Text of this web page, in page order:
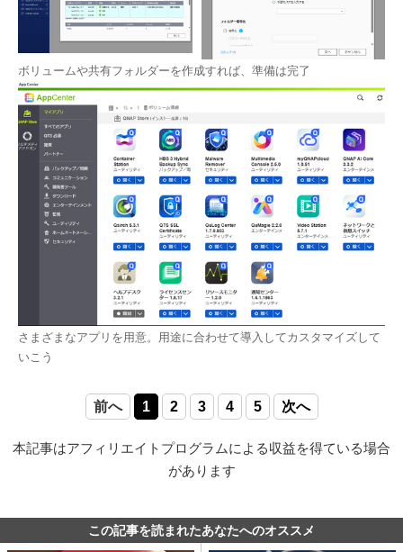
ボリュームや共有フォルダーを作成すれば、準備は完了
さまざまなアプリを用意。用途に合わせて導入してカスタマイズして
いこう
前へ 1 2 3 4 5 次へ
本記事はアフィリエイトプログラムによる収益を得ている場合
があります
この記事を読まれたあなたへのオススメ